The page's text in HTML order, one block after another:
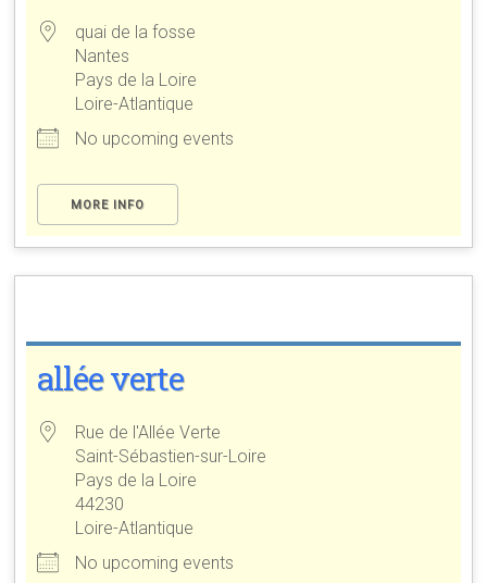
quai de la fosse
Nantes
Pays de la Loire
Loire-Atlantique
No upcoming events
MORE INFO
allée verte
Rue de l'Allée Verte
Saint-Sébastien-sur-Loire
Pays de la Loire
44230
Loire-Atlantique
No upcoming events